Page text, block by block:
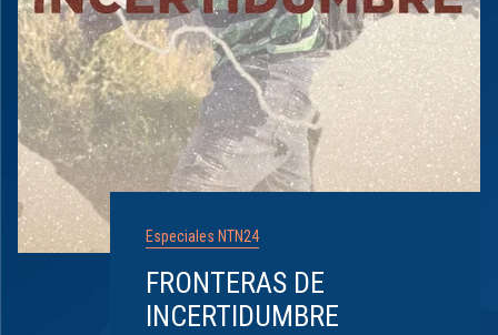
Especiales NTN24
FRONTERAS DE
INCERTIDUMBRE